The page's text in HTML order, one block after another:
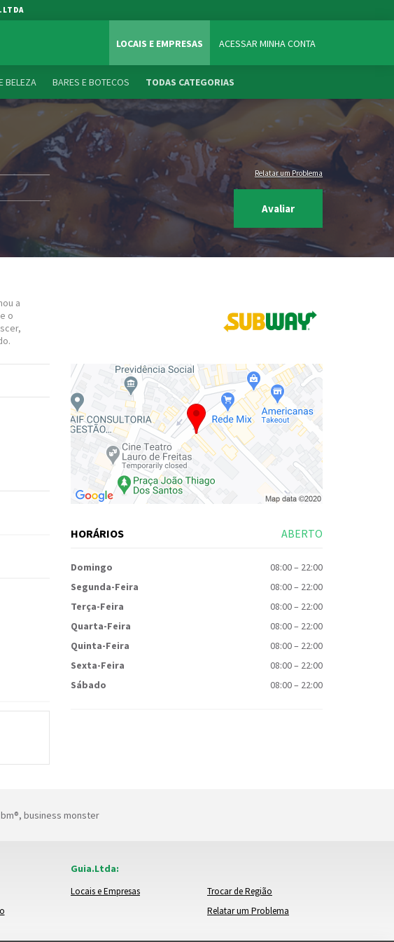
LOCAIS E EMPRESAS ACESSAR MINHA CONTA
BELEZA BARES E BOTECOS TODAS CATEGORIAS
Relatar um Problema
Avaliar
a
o
HORÁRIOS ABERTO
Domingo 08:00– 22:00
Segunda-Feira
08:00– 22:00
Terça-Feira
08:00– 22:00
Quarta-Feira
08:00– 22:00
Quinta-Feira
08:00– 22:00
Sexta-Feira
08:00– 22:00
Sábado
08:00– 22:00
business monster
Guia.Ltda:
Locais e Empresas
Trocar de Região
Relatar um Problema